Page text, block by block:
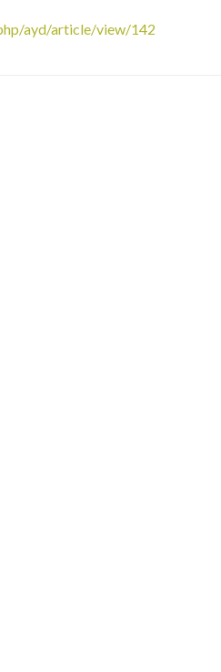
ayd/article/view/142